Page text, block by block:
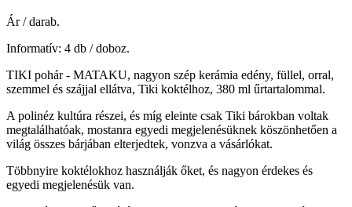
Ár / darab.
Informatív: 4 db / doboz.
TIKI pohár - MATAKU, nagyon szép kerámia edény, füllel, orral,
szemmel és szájjal ellátva, Tiki koktélhoz, 380 ml űrtartalommal.
A polinéz kultúra részei, és míg eleinte csak Tiki bárokban voltak
megtalálhatóak, mostanra egyedi megjelenésüknek köszönhetően a
világ összes bárjában elterjedtek, vonzva a vásárlókat.
Többnyire koktélokhoz használják őket, és nagyon érdekes és
egyedi megjelenésük van.